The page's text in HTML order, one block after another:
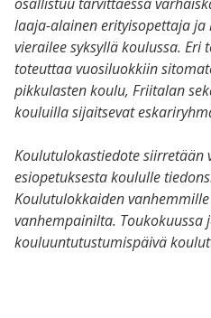
laaja-alainen erityisopettaja
vierailee syksyllä koulussa. Eri
toteuttaa vuosiluokkiin
pikkulasten koulu, Friitalan
kouluilla sijaitsevat
Koulutulokastiedote siirretään
esiopetuksesta koululle
Koulutulokkaiden
vanhempainilta. Toukokuussa
kouluuntutustumispäivä